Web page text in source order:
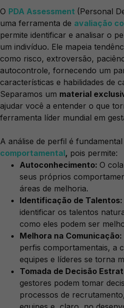
O PDA Assessment (Personal
uma ferramenta de avaliação
permite identificar e analisar o
um indivíduo. Ele mapeia
como risco, extroversão,
autocontrole, fornecendo um
características e habilidades de
Separamos um material
ajudar você a entender o que
ferramenta líder mundial em
A análise de perfil é
comportamental, pois permite:
Autoconhecimento: O
seus próprios
áreas de melhoria.
Identificação de Talentos:
identificar os talentos
como eles podem ser
Melhora na Comunicação:
perfis comportamentais, a
equipes e líderes se torna
Tomada de Decisão
gestores podem tomar
processos de